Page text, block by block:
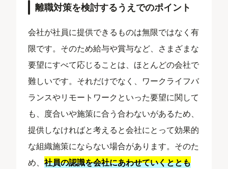
離職対策を検討するうえでのポイント
会社が社員に提供できるものは無限ではなく有
限です。そのため給与や賞与など、さまざまな
要望にすべて応じることは、ほとんどの会社で
難しいです。それだけでなく、ワークライフバ
ランスやリモートワークといった要望に関して
も、度合いや施策に合う合わないがあるため、
提供しなければと考えると会社にとって効果的
な組織施策にならない場合があります。そのた
め、社員の認識を会社にあわせていくととも